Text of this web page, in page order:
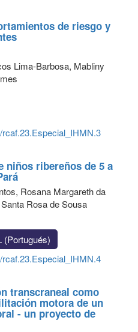
de riesgo y
Lima-Barbosa, Mabliny
niños ribereños de 5 a
Rosana Margareth da
Rosa de Sousa
(Portugués)
transcraneal como
motora de un
- un proyecto de